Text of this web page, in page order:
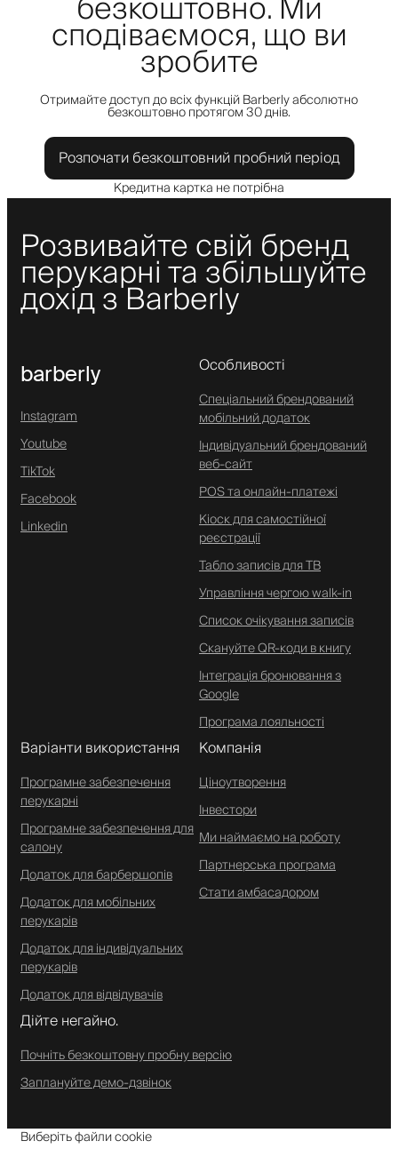
сподіваємося, що ви
зробите
Отримайте доступ до всіх функцій Barberly абсолютно
безкоштовно протягом 30 днів.
Розпочати безкоштовний пробний період
Кредитна картка не потрібна
Розвивайте свій бренд
перукарні та збільшуйте
дохід з Barberly
barberly
Instagram
Youtube
TikTok
Facebook
Linkedin
Особливості
Спеціальний брендований
мобільний додаток
Індивідуальний брендований
веб-сайт
POS та онлайн-платежі
Кіоск для самостійної
реєстрації
Табло записів для ТВ
Управління чергою walk-in
Список очікування записів
Скануйте QR-коди в книгу
Інтеграція бронювання з
Google
Програма лояльності
Варіанти використання
Програмне забезпечення
перукарні
Програмне забезпечення для
салону
Додаток для барбершопів
Додаток для мобільних
перукарів
Додаток для індивідуальних
перукарів
Додаток для відвідувачів
Компанія
Ціноутворення
Інвестори
Ми наймаємо на роботу
Партнерська програма
Стати амбасадором
Дійте негайно.
Почніть безкоштовну пробну версію
Заплануйте демо-дзвінок
Виберіть файли cookie